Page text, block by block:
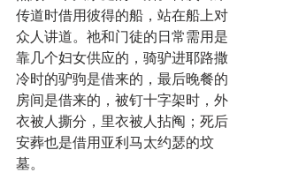
传道时借用彼得的船，站在船上对
众人讲道。祂和门徒的日常需用是
靠几个妇女供应的，骑驴进耶路撒
冷时的驴驹是借来的，最后晚餐的
房间是借来的，被钉十字架时，外
衣被人撕分，里衣被人拈阄；死后
安葬也是借用亚利马太约瑟的坟
墓。